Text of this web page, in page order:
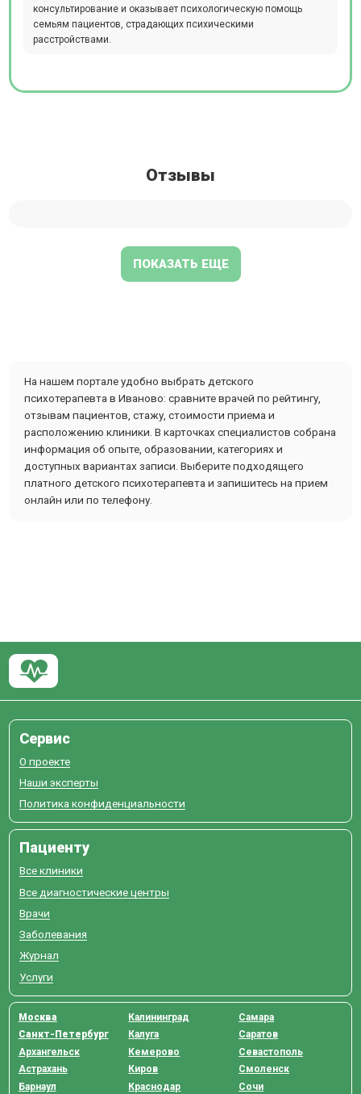
консультирование и оказывает психологическую помощь
семьям пациентов, страдающих психическими
расстройствами.
Отзывы
ПОКАЗАТЬ ЕЩЕ
На нашем портале удобно выбрать детского
психотерапевта в Иваново: сравните врачей по рейтингу,
отзывам пациентов, стажу, стоимости приема и
расположению клиники. В карточках специалистов собрана
информация об опыте, образовании, категориях и
доступных вариантах записи. Выберите подходящего
платного детского психотерапевта и запишитесь на прием
онлайн или по телефону.
Сервис
О проекте
Наши эксперты
Политика конфиденциальности
Пациенту
Все клиники
Все диагностические центры
Врачи
Заболевания
Журнал
Услуги
Москва
Санкт-Петербург
Архангельск
Астрахань
Барнаул
Калининград
Калуга
Кемерово
Киров
Краснодар
Самара
Саратов
Севастополь
Смоленск
Сочи